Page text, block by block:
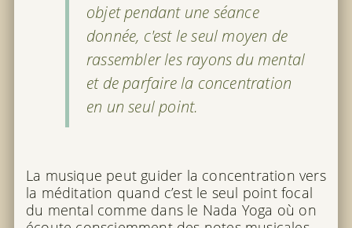
objet pendant une séance
donnée, c'est le seul moyen de
rassembler les rayons du mental
et de parfaire la concentration
en un seul point.
La musique peut guider la concentration vers
la méditation quand c’est le seul point focal
du mental comme dans le Nada Yoga où on